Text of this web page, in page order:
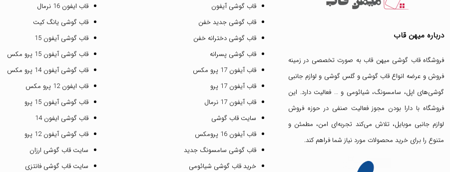
درباره میهن قاب
فروشگاه قاب گوشی میهن قاب به صورت تخصصی در زمینه
فروش و عرضه انواع قاب گوشی وگلس گوشی و لوازم جانبی
گوشی‌های اپل، سامسونگ، شیائومی و … فعالیت دارد. این
فروشگاه با دارا بودن مجوز فعالیت صنفی در حوزه فروش
لوازم جانبی موبایل، تلاش می‌کند تجربه‌ای امن، مطمئن و
متنوع را برای خرید محصولات مورد نیاز شما فراهم کند.
قاب گوشی آیفون
قاب گوشی جدید خفن
قاب گوشی دخترانه خفن
قاب گوشی پسرانه
قاب آیفون 17 پرو مکس
قاب آیفون 17 پرو
قاب آیفون 17 نرمال
سایت قاب گوشی
قاب آیفون 16 پرومکس
قاب گوشی سامسونگ جدید
خرید قاب گوشی شیائومی
قاب ایفون 16 نرمال
قاب گوشی یانگ کیت
قاب گوشی آیفون 15
قاب گوشی آیفون 15 پرو مکس
قاب گوشی آیفون 14 پرو مکس
قاب ایفون 12 پرو مکس
قاب گوشی آیفون 15 پرو
قاب گوشی ایفون 14
قاب گوشی آیفون 12 پرو
سایت قاب گوشی ارزان
سایت قاب گوشی فانتزی